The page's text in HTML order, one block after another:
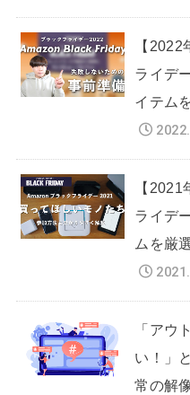
【
ライデ
イテム
【
ライデ
ムを厳
「アウ
い！」
常の解